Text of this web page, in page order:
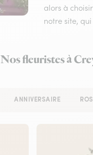
alors à
notre site,
Nos fleuristes à
ANNIVERSAIRE